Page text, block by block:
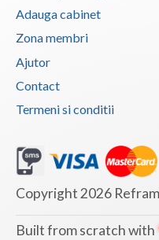
Adauga cabinet
Zona membri
Ajutor
Contact
Termeni si conditii
Copyright 2026
Built from scratch with